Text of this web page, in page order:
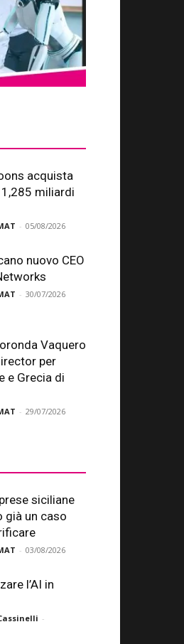
acquista
miliardi
- 05/08/2026
nuovo CEO
- 30/07/2026
Vaquero
per
e Grecia di
- 29/07/2026
siciliane
già un caso
- 03/08/2026
l’AI in
-